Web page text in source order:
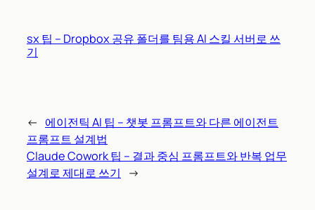
sx 팁 – Dropbox 공유 폴더를 팀용 AI 스킬 서버로 쓰
기
← 에이전틱 AI 팁 – 챗봇 프롬프트와 다른 에이전트
프롬프트 설계법
Claude Cowork 팁 – 결과 중심 프롬프트와 반복 업무
설계로 제대로 쓰기
→